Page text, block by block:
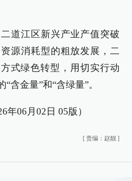
道江区新兴产业产值突破
源消耗型的粗放发展，二
式绿色转型，用切实行动
含金量”和“含绿量”。
年06月02日 05版）
[ 责编：赵靓 ]